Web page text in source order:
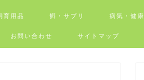
育用品 餌・サプリ 病気・健康
お問い合わせ サイトマップ